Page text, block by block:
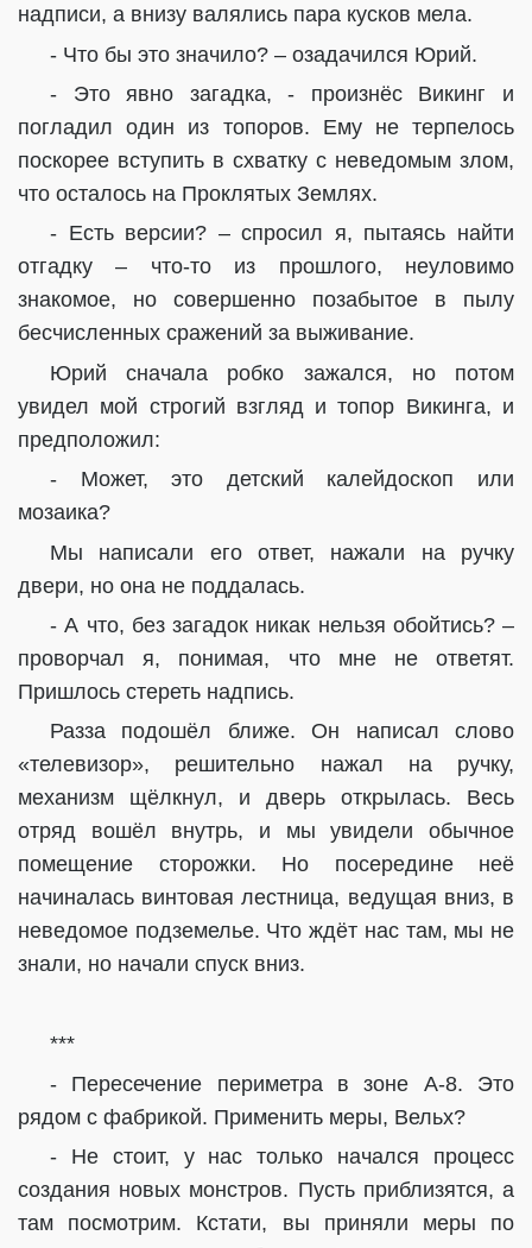
надписи, а внизу валялись пара кусков мела.
- Что бы это значило? – озадачился Юрий.
- Это явно загадка, - произнёс Викинг и
погладил один из топоров. Ему не терпелось
поскорее вступить в схватку с неведомым злом,
что осталось на Проклятых Землях.
- Есть версии? – спросил я, пытаясь найти
отгадку – что-то из прошлого, неуловимо
знакомое, но совершенно позабытое в пылу
бесчисленных сражений за выживание.
Юрий сначала робко зажался, но потом
увидел мой строгий взгляд и топор Викинга, и
предположил:
- Может, это детский калейдоскоп или
мозаика?
Мы написали его ответ, нажали на ручку
двери, но она не поддалась.
- А что, без загадок никак нельзя обойтись? –
проворчал я, понимая, что мне не ответят.
Пришлось стереть надпись.
Разза подошёл ближе. Он написал слово
«телевизор», решительно нажал на ручку,
механизм щёлкнул, и дверь открылась. Весь
отряд вошёл внутрь, и мы увидели обычное
помещение сторожки. Но посередине неё
начиналась винтовая лестница, ведущая вниз, в
неведомое подземелье. Что ждёт нас там, мы не
знали, но начали спуск вниз.
***
- Пересечение периметра в зоне А-8. Это
рядом с фабрикой. Применить меры, Вельх?
- Не стоит, у нас только начался процесс
создания новых монстров. Пусть приблизятся, а
там посмотрим. Кстати, вы приняли меры по